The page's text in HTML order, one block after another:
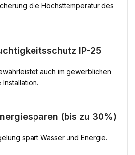
die Höchsttemperatur des
IP-25
auch im gewerblichen
(bis zu 30%)
spart Wasser und Energie.